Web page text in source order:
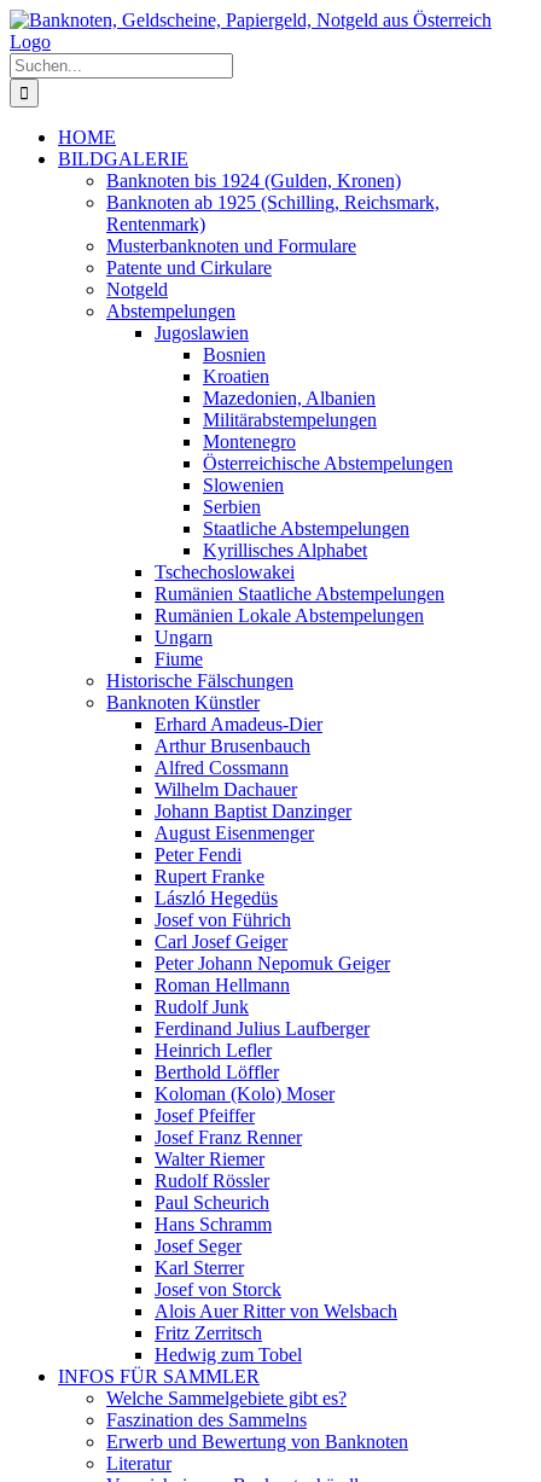
Zum
Inhalt
springen
Suche
nach:
HOME
BILDGALERIE
Banknoten bis 1924 (Gulden, Kronen)
Banknoten ab 1925 (Schilling, Reichsmark,
Rentenmark)
Musterbanknoten und Formulare
Patente und Cirkulare
Notgeld
Abstempelungen
Jugoslawien
Bosnien
Kroatien
Mazedonien, Albanien
Militärabstempelungen
Montenegro
Österreichische Abstempelungen
Slowenien
Serbien
Staatliche Abstempelungen
Kyrillisches Alphabet
Tschechoslowakei
Rumänien Staatliche Abstempelungen
Rumänien Lokale Abstempelungen
Ungarn
Fiume
Historische Fälschungen
Banknoten Künstler
Erhard Amadeus-Dier
Arthur Brusenbauch
Alfred Cossmann
Wilhelm Dachauer
Johann Baptist Danzinger
August Eisenmenger
Peter Fendi
Rupert Franke
László Hegedüs
Josef von Führich
Carl Josef Geiger
Peter Johann Nepomuk Geiger
Roman Hellmann
Rudolf Junk
Ferdinand Julius Laufberger
Heinrich Lefler
Berthold Löffler
Koloman (Kolo) Moser
Josef Pfeiffer
Josef Franz Renner
Walter Riemer
Rudolf Rössler
Paul Scheurich
Hans Schramm
Josef Seger
Karl Sterrer
Josef von Storck
Alois Auer Ritter von Welsbach
Fritz Zerritsch
Hedwig zum Tobel
INFOS FÜR SAMMLER
Welche Sammelgebiete gibt es?
Faszination des Sammelns
Erwerb und Bewertung von Banknoten
Literatur